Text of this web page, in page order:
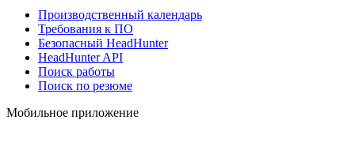
Производственный календарь
Требования к ПО
Безопасный HeadHunter
HeadHunter API
Поиск работы
Поиск по резюме
Мобильное приложение